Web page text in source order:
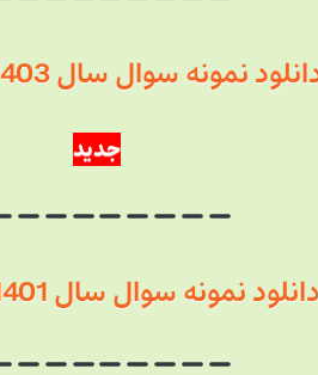
نمونه سوال سال 1403 +پاسخ
جدید
دانلود نمونه سوال سال 1401 +پاسخ